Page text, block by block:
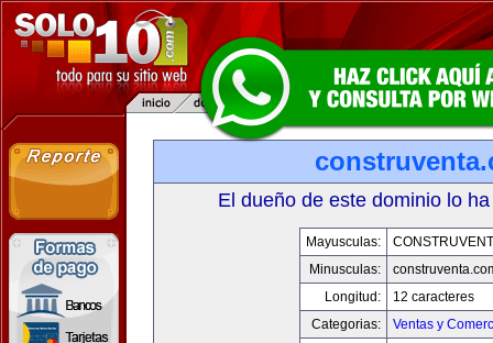
El dueño de este dominio lo
Mayusculas:
Minusculas:
Longitud:
12 caracteres
Categorias:
Ventas y